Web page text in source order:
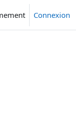
Connexion